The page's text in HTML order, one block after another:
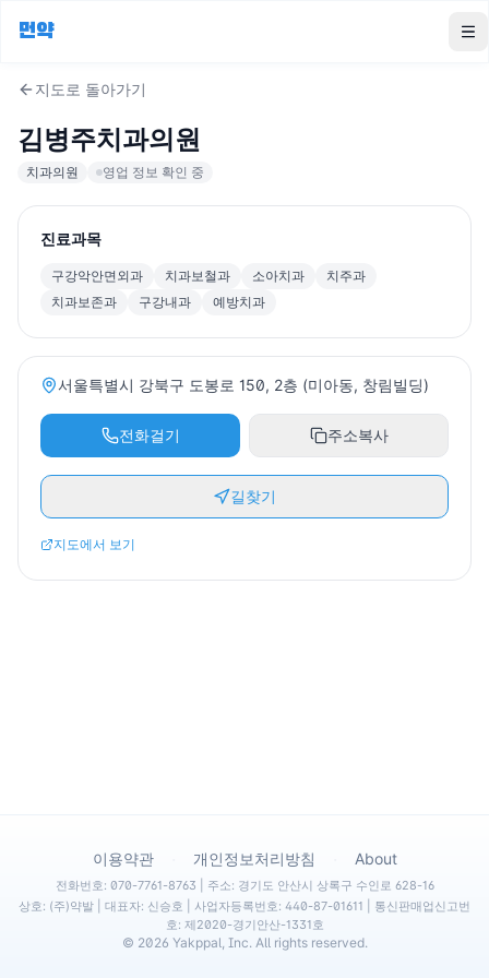
먼약
지도로 돌아가기
김병주치과의원
치과의원 영업 정보 확인 중
진료과목
구강악안면외과 치과보철과 소아치과
치주과
치과보존과
구강내과 예방치과
서울특별시 강북구 도봉로 150, 2층 (미아동, 창림빌딩)
전화걸기 주소복사
길찾기
지도에서 보기
이용약관 개인정보처리방침 About
전화번호: 070-7761-8763 | 주소: 경기도 안산시 상록구 수인로 628-16
상호: (주)약발 | 대표자: 신승호 | 사업자등록번호: 440-87-01611 | 통신판매업신고번
호: 제2020-경기안산-1331호
© 2026 Yakppal, Inc. All rights reserved.